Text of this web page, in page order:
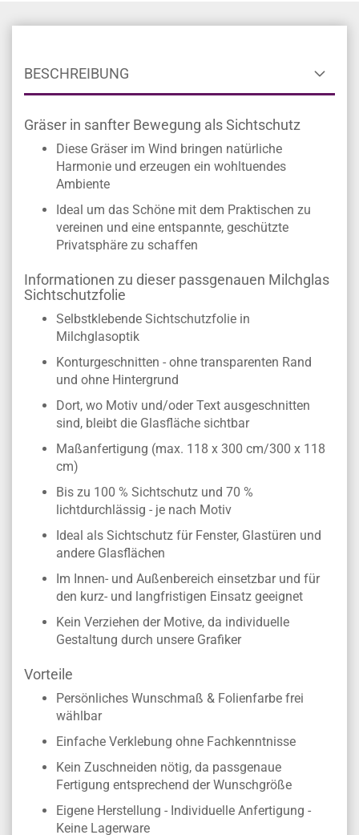
BESCHREIBUNG
Gräser in sanfter Bewegung als Sichtschutz
Harmonie und erzeugen ein wohltuendes
Ambiente
vereinen und eine entspannte, geschützte
Privatsphäre zu schaffen
Informationen zu dieser passgenauen Milchglas
Sichtschutzfolie
Selbstklebende Sichtschutzfolie in
Milchglasoptik
Konturgeschnitten - ohne transparenten Rand
und ohne Hintergrund
Dort, wo Motiv und/oder Text ausgeschnitten
sind, bleibt die Glasfläche sichtbar
Maßanfertigung (max. 118 x 300 cm/300 x 118
cm)
Bis zu 100 % Sichtschutz und 70 %
lichtdurchlässig - je nach Motiv
Ideal als Sichtschutz für Fenster, Glastüren und
andere Glasflächen
Im Innen- und Außenbereich einsetzbar und für
den kurz- und langfristigen Einsatz geeignet
Kein Verziehen der Motive, da individuelle
Gestaltung durch unsere Grafiker
Vorteile
Persönliches Wunschmaß & Folienfarbe frei
wählbar
Einfache Verklebung ohne Fachkenntnisse
Kein Zuschneiden nötig, da passgenaue